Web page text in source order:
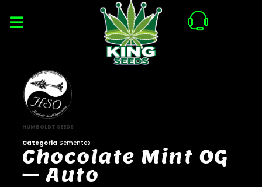
HUMBOLDT SEEDS
Categoria Sementes
Chocolate Mint OG
– Auto